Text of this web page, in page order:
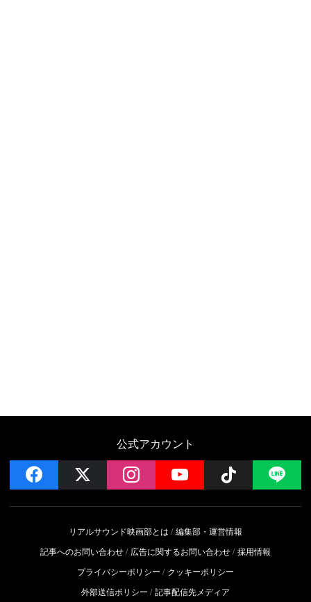
公式アカウント
facebook instagramYouTube Follow
リアルサウンド映画部とは
編集部・運営情報
記事へのお問い合わせ
広告に関するお問い合わせ 採用情報
プライバシーポリシー
クッキーポリシー
外部送信ポリシー
記事配信先メディア